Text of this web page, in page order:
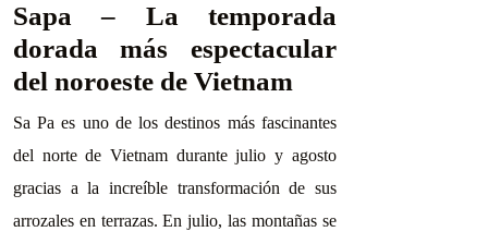
Sapa – La temporada
dorada más espectacular
del noroeste de Vietnam
Sa Pa es uno de los destinos más fascinantes
del norte de Vietnam durante julio y agosto
gracias a la increíble transformación de sus
arrozales en terrazas. En julio, las montañas se